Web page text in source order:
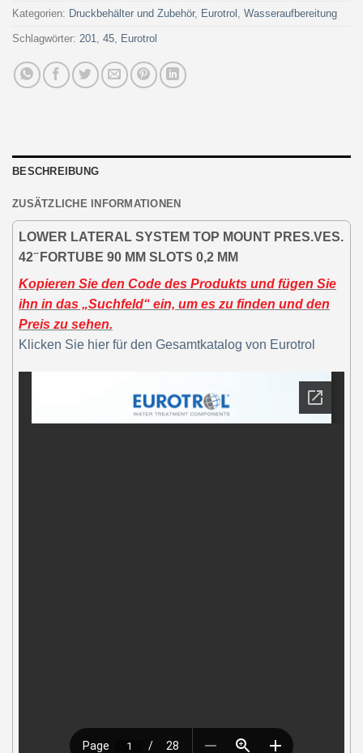
Kategorien: Druckbehälter und Zubehör, Eurotrol , Wasseraufbereitung
Schlagwörter: 201, 45, Eurotrol
BESCHREIBUNG
ZUSÄTZLICHE INFORMATIONEN
LOWER LATERAL SYSTEM TOP MOUNT PRES.VES.
42 ̋ FORTUBE 90 MM SLOTS 0,2 MM
Kopieren Sie den Code des Produkts und fügen Sie
ihn in das „Suchfeld“ ein, um es zu finden und den
Preis zu sehen.
Klicken Sie hier für den Gesamtkatalog von Eurotrol